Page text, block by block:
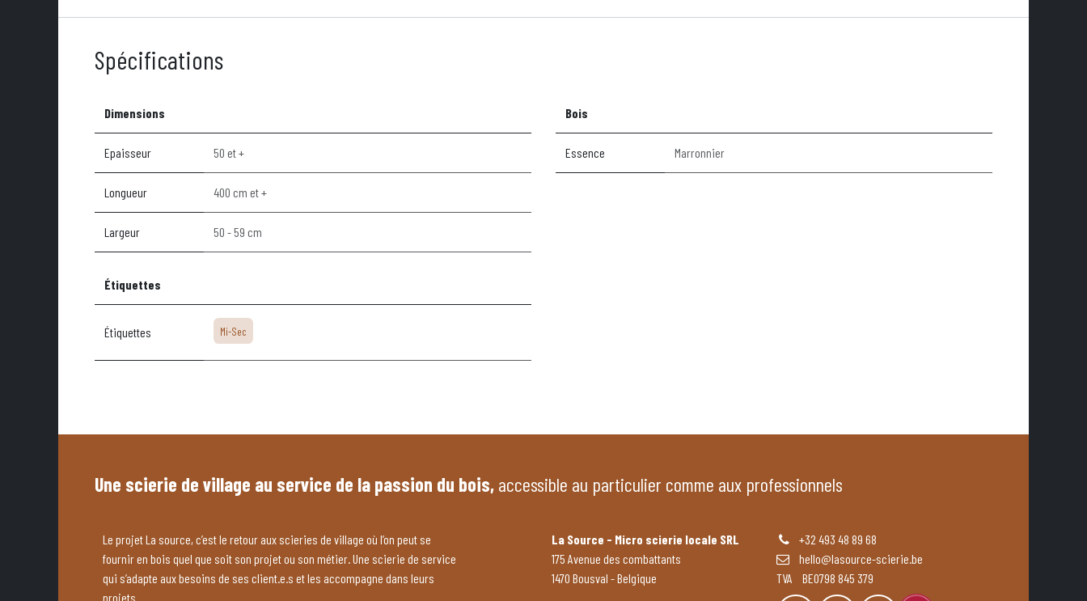
Spécifications
Dimensions
Epaisseur 50 et +
Longueur 400 cm et +
Largeur 50 - 59 cm
Bois
Essence Marronnier
Étiquettes
Étiquettes Mi-Sec
Une scierie de village au service de la passion du bois, accessible au particulier comme aux professionnels
Le projet La source, c’est le retour aux scieries de village où l’on peut se
fournir en bois quel que soit son projet ou son métier. Une scierie de service
qui s’adapte aux besoins de ses client.e.s et les accompagne dans leurs
projets.
La Source - Micro scierie locale SRL
175 Avenue des combattants
1470 Bousval - Belgique
+32 493 48 89 68
hello@lasource-scierie.be
TVA BE0798 845 379